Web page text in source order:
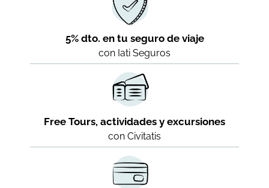
5% dto. en tu seguro de viaje
con Iati Seguros
Free Tours, actividades y excursiones
con Civitatis